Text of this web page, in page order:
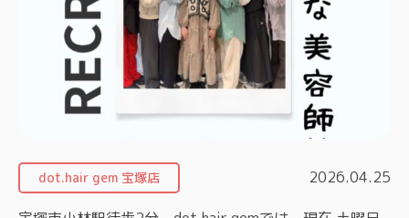
dot.hair gem 宝塚店 2026.04.25